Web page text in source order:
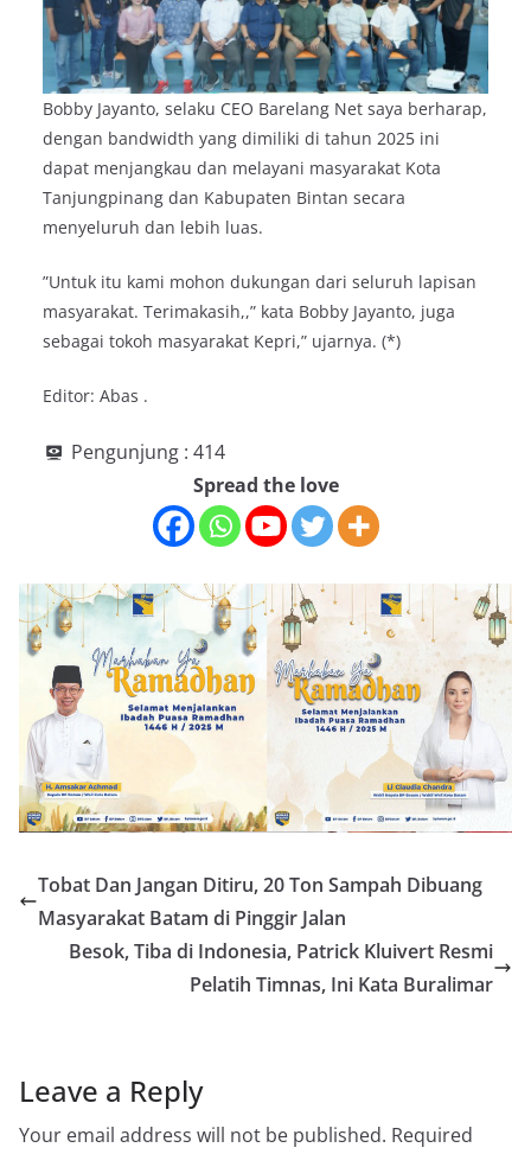
Bobby Jayanto, selaku CEO Barelang Net saya berharap,
dengan bandwidth yang dimiliki di tahun 2025 ini
dapat menjangkau dan melayani masyarakat Kota
Tanjungpinang dan Kabupaten Bintan secara
menyeluruh dan lebih luas.
”Untuk itu kami mohon dukungan dari seluruh lapisan
masyarakat. Terimakasih,,” kata Bobby Jayanto, juga
sebagai tokoh masyarakat Kepri,” ujarnya. (*)
Editor: Abas .
Pengunjung : 414
Spread the love
Tobat Dan Jangan Ditiru, 20 Ton Sampah Dibuang
Masyarakat Batam di Pinggir Jalan
Besok, Tiba di Indonesia, Patrick Kluivert Resmi
Pelatih Timnas, Ini Kata Buralimar
Leave a Reply
Your email address will not be published. Required